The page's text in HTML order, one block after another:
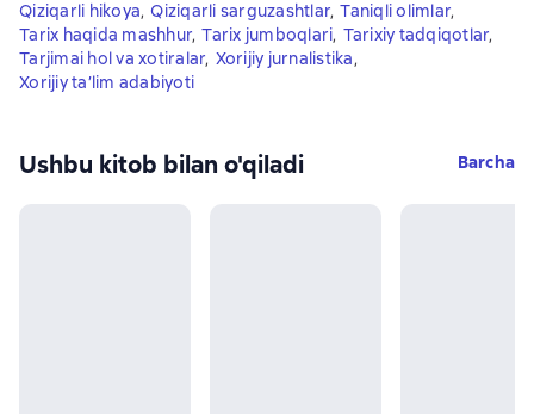
Qiziqarli hikoya, Qiziqarli sarguzashtlar, Taniqli olimlar,
Tarix haqida mashhur, Tarix jumboqlari, Tarixiy tadqiqotlar,
Tarjimai hol va xotiralar, Xorijiy jurnalistika,
Xorijiy ta’lim adabiyoti
Ushbu kitob bilan o'qiladi Barcha